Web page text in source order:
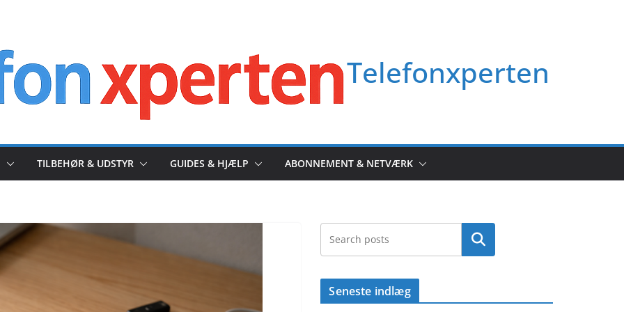
Telefonxperten
TILBEHØR & UDSTYR GUIDES & HJÆLP ABONNEMENT & NETVÆRK
Søg
Seneste indlæg